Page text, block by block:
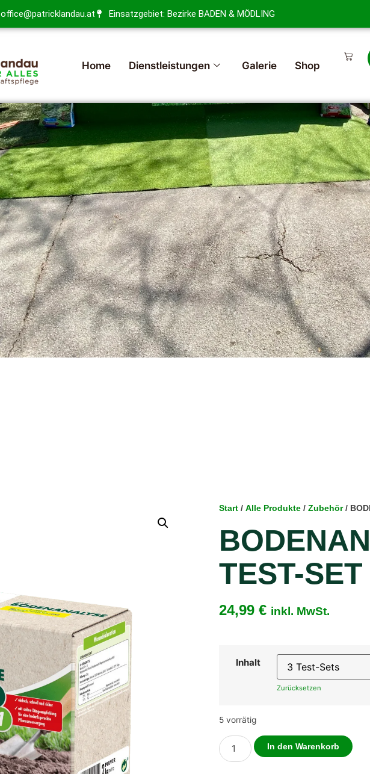
office@patricklandau.at Einsatzgebiet: Bezirke BADEN & MÖDLING
Home Dienstleistungen Galerie Shop
Start / Alle Produkte / Zubehör/
TEST-SET
24,99 € inkl. MwSt.
Inhalt
Zurücksetzen
5 vorrätig
In den Warenkorb